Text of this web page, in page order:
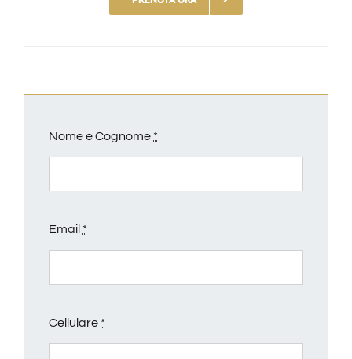
Nome e Cognome *
Email *
Cellulare *